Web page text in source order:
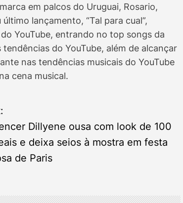
em palcos do Uruguai, Rosario,
lançamento, “Tal para cual”,
YouTube, entrando no top songs da
do YouTube, além de alcançar
nas tendências musicais do YouTube
cena musical.
Dillyene ousa com look de 100
e deixa seios à mostra em festa
de Paris